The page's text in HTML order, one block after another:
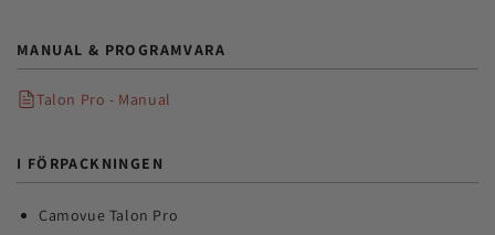
MANUAL & PROGRAMVARA
Talon Pro - Manual
I FÖRPACKNINGEN
Camovue Talon Pro